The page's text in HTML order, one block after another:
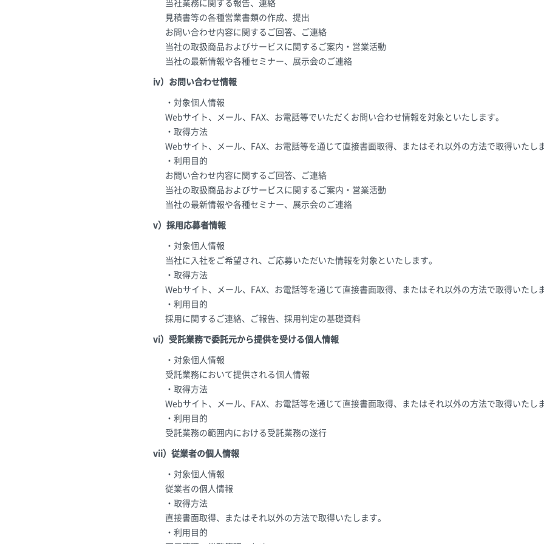
当社業務に関する報告、連絡
見積書等の各種営業書類の作成、提出
お問い合わせ内容に関するご回答、ご連絡
当社の取扱商品およびサービスに関するご案内・営業活動
当社の最新情報や各種セミナー、展示会のご連絡
iv）お問い合わせ情報
・対象個人情報
Webサイト、メール、FAX、お電話等でいただくお問い合わせ情報を対象といたします。
・取得方法
Webサイト、メール、FAX、お電話等を通じて直接書面取得、またはそれ以外の方法で取得いたし
・利用目的
お問い合わせ内容に関するご回答、ご連絡
当社の取扱商品およびサービスに関するご案内・営業活動
当社の最新情報や各種セミナー、展示会のご連絡
v）採用応募者情報
・対象個人情報
当社に入社をご希望され、ご応募いただいた情報を対象といたします。
・取得方法
Webサイト、メール、FAX、お電話等を通じて直接書面取得、またはそれ以外の方法で取得いたし
・利用目的
採用に関するご連絡、ご報告、採用判定の基礎資料
vi）受託業務で委託元から提供を受ける個人情報
・対象個人情報
受託業務において提供される個人情報
・取得方法
Webサイト、メール、FAX、お電話等を通じて直接書面取得、またはそれ以外の方法で取得いたし
・利用目的
受託業務の範囲内における受託業務の遂行
vii）従業者の個人情報
・対象個人情報
従業者の個人情報
・取得方法
直接書面取得、またはそれ以外の方法で取得いたします。
・利用目的